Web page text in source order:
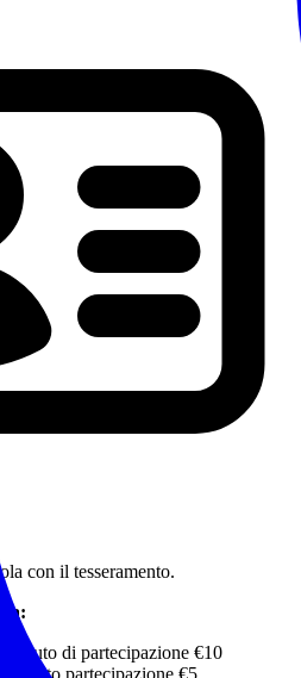
con il tesseramento.
di partecipazione €10
partecipazione €5